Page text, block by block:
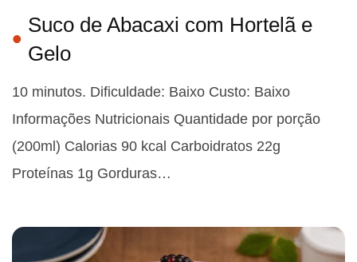
Suco de Abacaxi com Hortelã e
Gelo
10 minutos. Dificuldade: Baixo Custo: Baixo
Informações Nutricionais Quantidade por porção
(200ml) Calorias 90 kcal Carboidratos 22g
Proteínas 1g Gorduras…